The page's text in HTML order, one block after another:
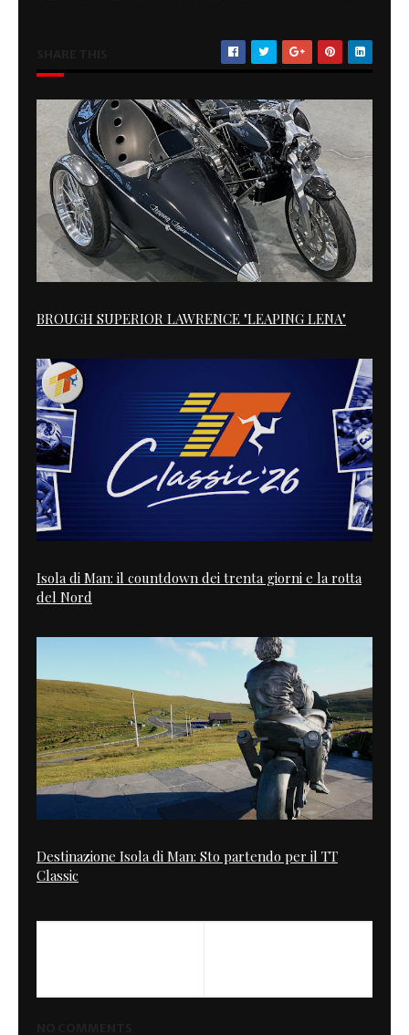
BROUGH SUPERIOR LAWRENCE "LEAPING LENA"
Isola di Man: il countdown dei trenta giorni e la rotta
del Nord
Destinazione Isola di Man: Sto partendo per il TT
Classic